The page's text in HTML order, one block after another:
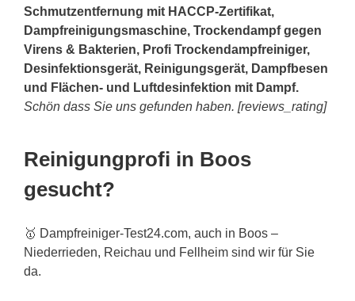
Schmutzentfernung mit HACCP-Zertifikat,
Dampfreinigungsmaschine, Trockendampf gegen
Virens & Bakterien, Profi Trockendampfreiniger,
Desinfektionsgerät, Reinigungsgerät, Dampfbesen
und Flächen- und Luftdesinfektion mit Dampf.
Schön dass Sie uns gefunden haben. [reviews_rating]
Reinigungprofi in Boos
gesucht?
🥇 Dampfreiniger-Test24.com, auch in Boos –
Niederrieden, Reichau und Fellheim sind wir für Sie
da.